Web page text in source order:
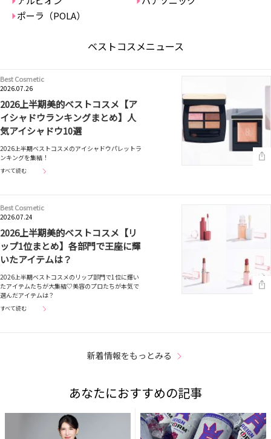
ポーラ（POLA）
ベストコスメニュース
Best Cosmetic
2026.07.26
2026上半期美的ベストコスメ【ア
イシャドウランキングまとめ】人
気アイシャドウ10選
2026上半期ベストコスメのアイシャドウパレットラ
ンキングを集結！
すべて読む
Best Cosmetic
2026.07.24
2026上半期美的ベストコスメ【リ
ップ1位まとめ】各部門で王座に輝
いたアイテムは？
2026上半期ベストコスメのリップ部門で1位に輝い
たアイテムたちが大集結♡美容のプロたちが本気で
選んだアイテムは？
すべて読む
新着情報をもっとみる
あなたにおすすめの記事